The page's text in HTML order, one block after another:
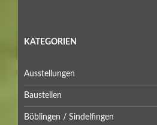
KATEGORIEN
Ausstellungen
Baustellen
Böblingen / Sindelfingen